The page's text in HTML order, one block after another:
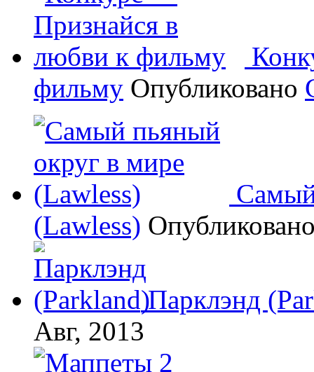
фильму Опубликовано
(Lawless)
Парклэнд
Авг, 2013